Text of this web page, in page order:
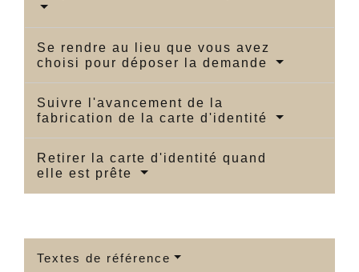
Se rendre au lieu que vous avez
choisi pour déposer la demande
Suivre l'avancement de la
fabrication de la carte d'identité
Retirer la carte d'identité quand
elle est prête
Textes de référence